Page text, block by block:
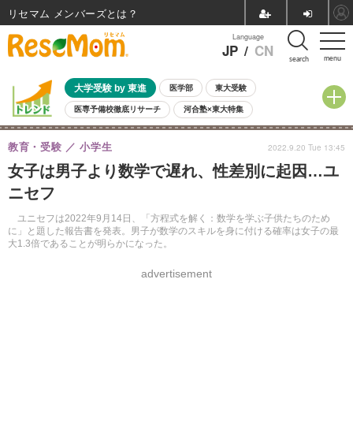
menu
Language
JP / CN search
大学受験 by 東進 医学部 東大受験
医専予備校徹底リサーチ 河合塾×東大特集
親子で考える大学選び 高校受験 中学受験 小学校受験
共通テスト 夏休み
8月開催イベント・WS 全国公立高校 過去問 人気記事
自由研究教材（小学生向け）
女子は男子より数学で遅れ、性差別に起因…ユ
ニセフ
ユニセフは2022年9月14日、「方程式を解く：数学を学ぶ子供たちのため
に」と題した報告書を発表。男子が数学のスキルを身に付ける確率は女子の最
大1.3倍であることが明らかになった。
教育・受験 小学生
advertisement
2022.9.20 Tue 13:45
リセマム メンバーズ